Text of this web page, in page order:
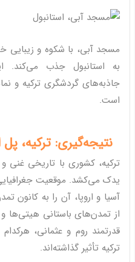
مسجد آبی، با شکوه و زیبایی
به استانبول جذب می‌کند.
جاذبه‌های گردشگری ترکیه و
است.
نتیجه‌گیری: ترکیه،
ترکیه، کشوری با تاریخی غنی
یدک می‌کشد. موقعیت
آسیا و اروپا، آن را به
از تمدن‌های باستانی هیتی‌ها و
قدرتمند روم و عثمانی،
ترکیه تأثیر گذاشته‌اند.